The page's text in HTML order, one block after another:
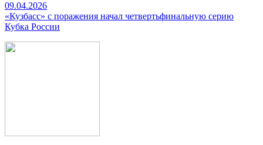
09.04.2026
«Кузбасс» с поражения начал четвертьфинальную серию
Кубка России